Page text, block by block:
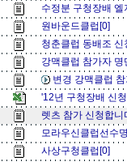
수정분 구청장배
원바운드클럽[0]
청춘클럽 동배조
강맥클럽 참가자
변경 강맥클럽
'12년 구청장배 신
렛츠 참가 신청합니
모라우신클럽선수
사상구청클럽[0]